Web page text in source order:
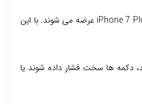
قبل از خرید قاب گوشی چرم آیفون 7 پلاس باید به سازگاری مدل توجه کنید. آیفون 7 پلاس و آیفون 8 پلاس از نظر ابعاد کلی شباهت زیادی دارند و بسیاری از قاب ها با عنوان مشترک iPhone 7 Plus / 8 Plus عرضه می شوند. با این
دکمه ها سخت فشار داده شوند یا